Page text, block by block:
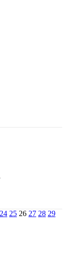
24 25 26 27 28 29